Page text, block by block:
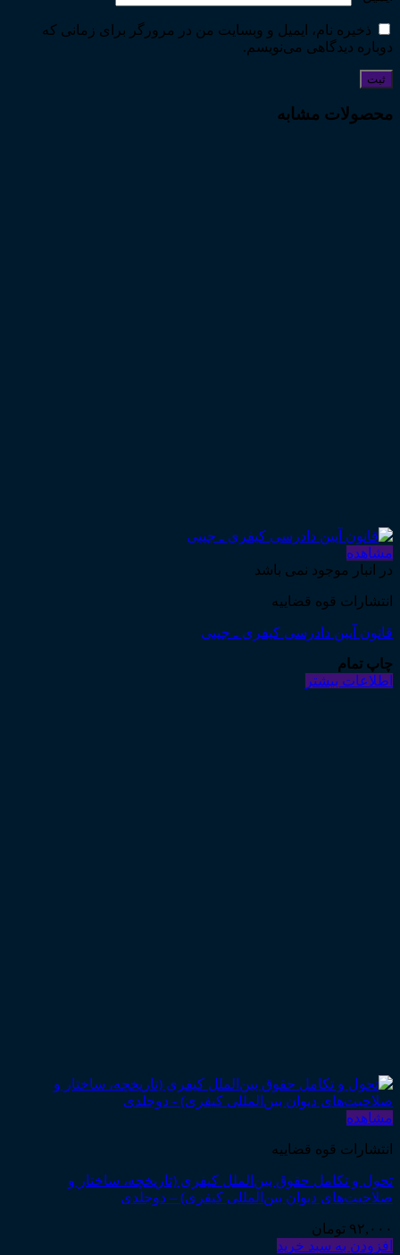
ذخیره نام، ایمیل و وبسایت من در مرورگر برای زمانی که
دوباره دیدگاهی می‌نویسم.
محصولات مشابه
مشاهده
در انبار موجود نمی باشد
انتشارات قوه قضاییه
قانون آیین دادرسی کیفری ـ جیبی
چاپ تمام
اطلاعات بیشتر
مشاهده
انتشارات قوه قضاییه
تحول و تکامل حقوق بین‌الملل کیفری (تاریخچه، ساختار و
صلاحیت‌های دیوان بین‌المللی کیفری) – دوجلدی
۹۲,۰۰۰ تومان
افزودن به سبد خرید